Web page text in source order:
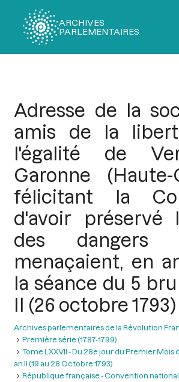
ARCHIVES
PARLEMENTAIRES
Adresse de la
amis de la
l'égalité de
Garonne (Haute-
félicitant la
d'avoir préservé
des
menaçaient, en
la séance du 5
II (26 octobre 1793)
Archives parlementaires de la Révolution
Première série (1787-1799)
Tome LXXVII - Du 28e jour du Premier Mois
an II (19 au 28 Octobre 1793)
République française - Convention